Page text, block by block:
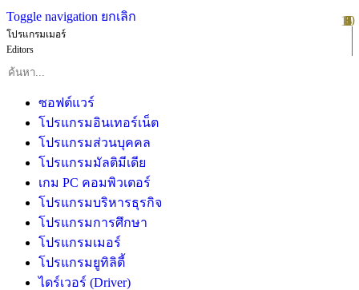
Toggle navigation ยกเลิก
โปรแกรมเมอร์
Editors
ซอฟต์แวร์
โปรแกรมอินเทอร์เน็ต
โปรแกรมส่วนบุคคล
โปรแกรมมัลติมีเดีย
เกม PC คอมพิวเตอร์
โปรแกรมบริหารธุรกิจ
โปรแกรมการศึกษา
โปรแกรมเมอร์
โปรแกรมยูทิลิตี้
ไดร์เวอร์ (Driver)
1
2
3
4
5
6
7
8
9
10